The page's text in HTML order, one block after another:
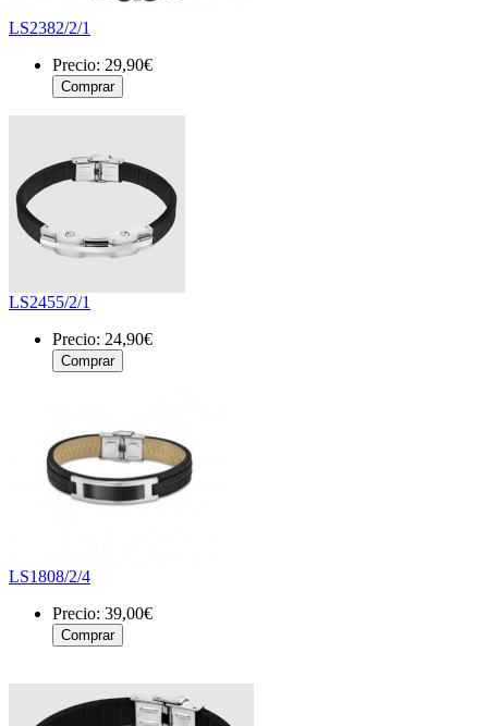
LS2382/2/1
Precio: 29,90€
LS2455/2/1
Precio: 24,90€
LS1808/2/4
Precio: 39,00€